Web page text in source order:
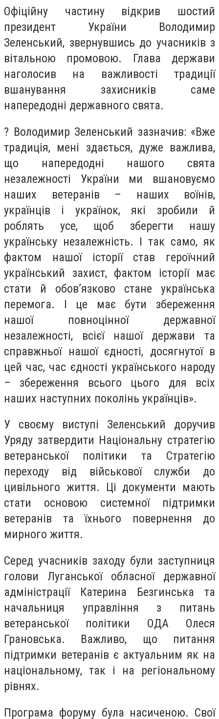
Офіційну частину відкрив шостий
президент України Володимир
Зеленський, звернувшись до учасників з
вітальною промовою. Глава держави
наголосив на важливості традиції
вшанування захисників саме
напередодні державного свята.
? Володимир Зеленський зазначив: «Вже
традиція, мені здається, дуже важлива,
що напередодні нашого свята
незалежності України ми вшановуємо
наших ветеранів – наших воїнів,
українців і українок, які зробили й
роблять усе, щоб зберегти нашу
українську незалежність. І так само, як
фактом нашої історії став героїчний
український захист, фактом історії має
стати й обов’язково стане українська
перемога. І це має бути збереження
нашої повноцінної державної
незалежності, всієї нашої держави та
справжньої нашої єдності, досягнутої в
цей час, час єдності українського народу
– збереження всього цього для всіх
наших наступних поколінь українців».
У своєму виступі Зеленський доручив
Уряду затвердити Національну стратегію
ветеранської політики та Стратегію
переходу від військової служби до
цивільного життя. Ці документи мають
стати основою системної підтримки
ветеранів та їхнього повернення до
мирного життя.
Серед учасників заходу були заступниця
голови Луганської обласної державної
адміністрації Катерина Безгинська та
начальниця управління з питань
ветеранської політики ОДА Олеся
Грановська. Важливо, що питання
підтримки ветеранів є актуальним як на
національному, так і на регіональному
рівнях.
Програма форуму була насиченою. Свої